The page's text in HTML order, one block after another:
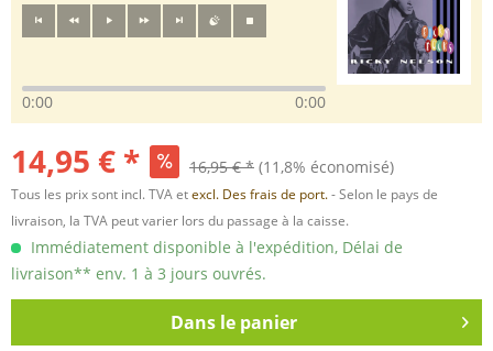
0:00 0:00
14,95 € * 16,95 € * (11,8% économisé)
Tous les prix sont incl. TVA etexcl. Des frais de port.- Selon le pays de
livraison, la TVA peut varier lors du passage à la caisse.
Immédiatement disponible à l'expédition, Délai de
livraison** env. 1 à 3 jours ouvrés.
Dans le panier